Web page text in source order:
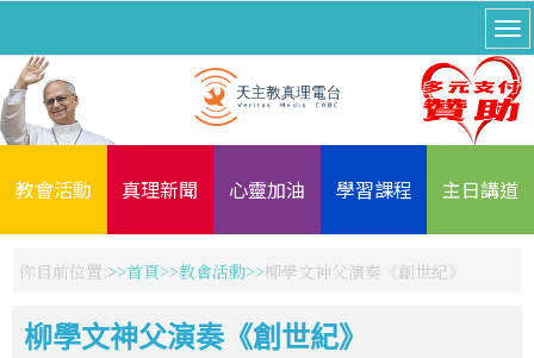
教會活動 真理新聞 心靈加油 學習課程 主日講道
你目前位置: 首頁 教會活動 柳學文神父演奏《創世紀》
柳學文神父演奏《創世紀》